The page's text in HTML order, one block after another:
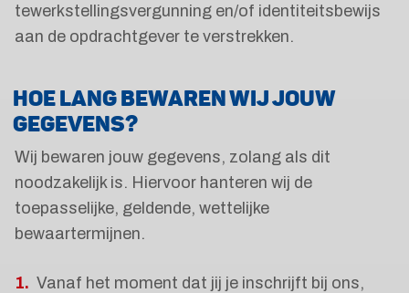
tewerkstellingsvergunning en/of identiteitsbewijs
aan de opdrachtgever te verstrekken.
HOE LANG BEWAREN WIJ JOUW
GEGEVENS?
Wij bewaren jouw gegevens, zolang als dit
noodzakelijk is. Hiervoor hanteren wij de
toepasselijke, geldende, wettelijke
bewaartermijnen.
Vanaf het moment dat jij je inschrijft bij ons,